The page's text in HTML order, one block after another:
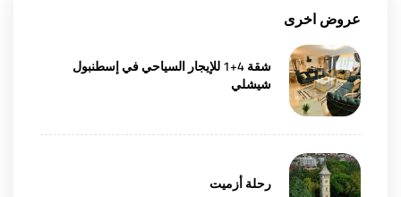
عروض اخرى
شقة 4+1 للإيجار السياحي في إسطنبول
شيشلي
رحلة أزميت